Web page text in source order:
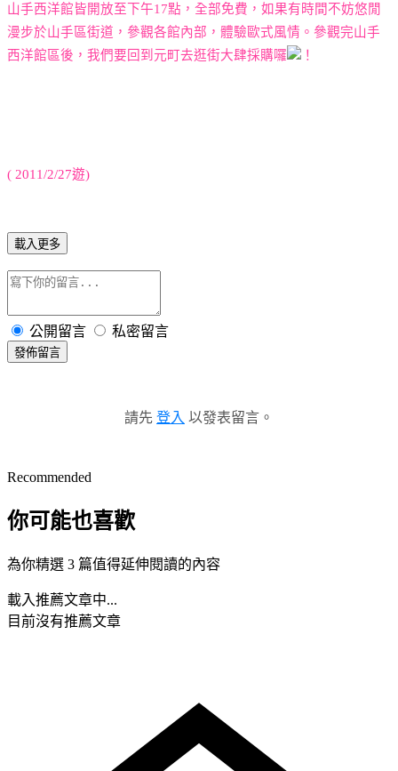
山手西洋館皆開放至下午17點，全部免費，如果有時間不妨悠閒
漫步於山手區街道，參觀各館內部，體驗歐式風情。參觀完山手
西洋館區後，我們要回到元町去逛街大肆採購囉
！
( 2011/2/27遊)
載入更多
公開留言 私密留言
發佈留言
請先 登入 以發表留言。
Recommended
你可能也喜歡
為你精選 3 篇值得延伸閱讀的內容
載入推薦文章中...
目前沒有推薦文章